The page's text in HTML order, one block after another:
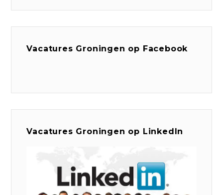
Vacatures Groningen op Facebook
Vacatures Groningen op LinkedIn